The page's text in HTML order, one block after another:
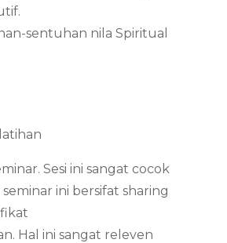
sentuhan nila Spiritual
Sesi ini sangat cocok
ini bersifat sharing
Hal ini sangat releven